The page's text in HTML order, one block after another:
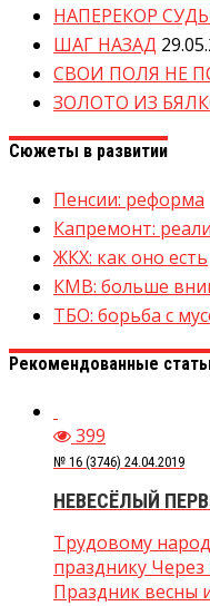
НАПЕРЕКОР
ШАГ НАЗАД
СВОИ ПОЛЯ НЕ
ЗОЛОТО ИЗ
Сюжеты в развитии
Пенсии: реформа
Капремонт:
ЖКХ: как оно есть
КМВ: больше
ТБО: борьба с
Рекомендованные
399
№ 16 (3746) 24.04.2019
НЕВЕСЁЛЫЙ
Трудовому
празднику
Праздник весны